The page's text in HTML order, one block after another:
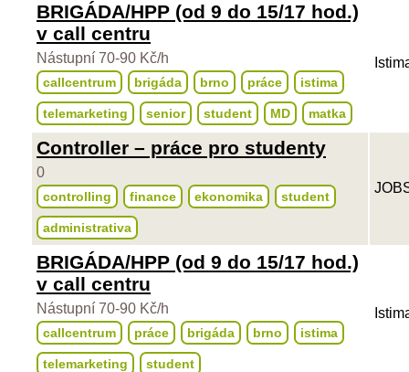
BRIGÁDA/HPP (od 9 do 15/17 hod.)
v call centru
Nástupní 70-90 Kč/h
callcentrum brigáda brno práce istima
telemarketing senior student MD matka
Controller – práce pro studenty
0
controlling finance ekonomika student
administrativa
BRIGÁDA/HPP (od 9 do 15/17 hod.)
v call centru
Nástupní 70-90 Kč/h
callcentrum práce brigáda brno istima
telemarketing student